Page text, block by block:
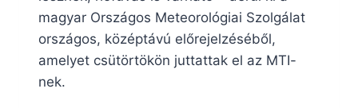
magyar Országos Meteorológiai Szolgálat
országos, középtávú előrejelzéséből,
amelyet csütörtökön juttattak el az MTI-
nek.